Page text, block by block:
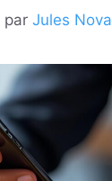
par Jules Nova